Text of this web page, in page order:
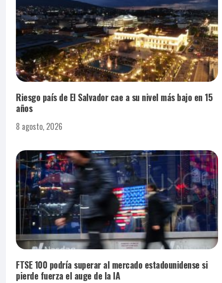
Riesgo país de El Salvador cae a su nivel más bajo en 15
años
8 agosto, 2026
FTSE 100 podría superar al mercado estadounidense si
pierde fuerza el auge de la IA